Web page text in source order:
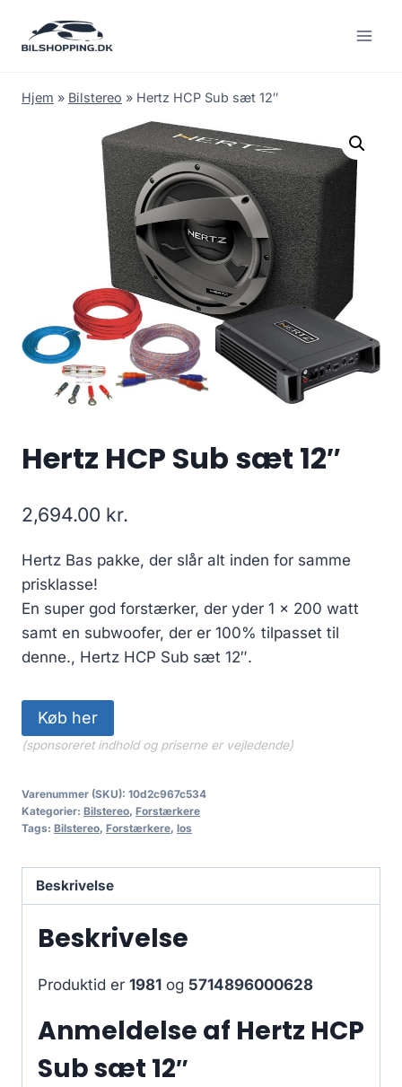
Hjem » Bilstereo » Hertz HCP Sub sæt 12″
Hertz HCP Sub sæt 12″
2,694.00 kr.
Hertz Bas pakke, der slår alt inden for samme
prisklasse!
En super god forstærker, der yder 1 x 200 watt
samt en subwoofer, der er 100% tilpasset til
denne., Hertz HCP Sub sæt 12″.
Køb her
(sponsoreret indhold og priserne er vejledende)
Varenummer (SKU): 10d2c967c534
Kategorier: Bilstereo, Forstærkere
Tags: Bilstereo, Forstærkere, los
Beskrivelse
Beskrivelse
Produktid er 1981 og 5714896000628
Anmeldelse af Hertz HCP
Sub sæt 12″